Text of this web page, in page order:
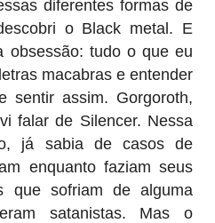
diferentes formas de
o Black metal. E
obsessão: tudo o que eu
macabras e entender
sentir assim. Gorgoroth,
falar de Silencer. Nessa
já sabia de casos de
enquanto faziam seus
que sofriam de alguma
satanistas. Mas o